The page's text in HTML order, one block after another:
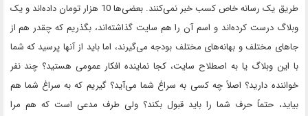
طریق یک رسانه خاص کسب خبر نمی‌کنند. بعضی‌ها 10 هزار تومان داده‌اند و یک
وبلاگ درست کرده‌اند و اسم آن را هم سایت گذاشته‌اند، بگذریم که چقدر هم از
جاهای مختلف و بهانه‌های مختلف بودجه می‌گیرند، اما باید از آنها پرسید که شما
با این وبلاگ یا به اصطلاح سایت، کجا نماینده افکار عمومی هستید؟ چند نفر
خواننده دارید؟ اصلاً چه کسی به سراغ شما می‌آید؟ گیریم که به سراغ شما هم
بیاید، حتماً حرف شما را باید قبول بکند؟ ولی طرف مدعی است که هم مرا